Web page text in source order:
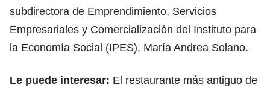
subdirectora de Emprendimiento, Servicios
Empresariales y Comercialización del Instituto para
la Economía Social (IPES), María Andrea Solano.
Le puede interesar: El restaurante más antiguo de